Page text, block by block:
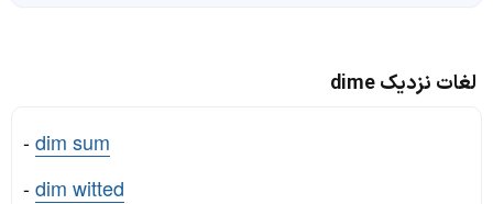
لغات نزدیک dime
-dim sum
-dim witted